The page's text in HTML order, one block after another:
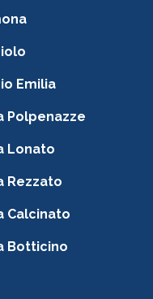
Emilia
Polpenazze
Lonato
Rezzato
Calcinato
Botticino